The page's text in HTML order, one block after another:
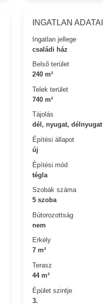
INGATLAN ADATAI
Ingatlan jellege
családi ház
Belső terület
240 m²
Telek terület
740 m²
Tájolás
dél, nyugat, délnyugat
Építési állapot
új
Építési mód
tégla
Szobák száma
5 szoba
Bútorozottság
nem
Erkély
7 m²
Terasz
44 m²
Épület szintje
3.